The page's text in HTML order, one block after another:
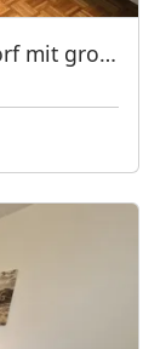
3-Zimmer Wohnung Friedrichsdorf mit großem Balkon TV's